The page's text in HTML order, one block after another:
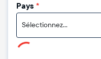
Pays *
Sélectionnez...